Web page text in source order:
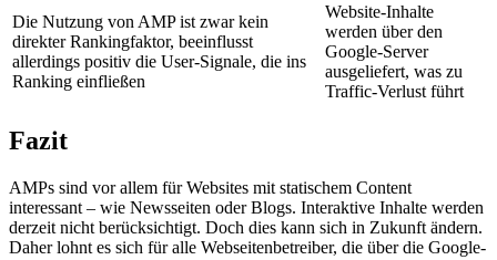
Die Nutzung von AMP ist zwar kein
direkter Rankingfaktor, beeinflusst
allerdings positiv die User-Signale, die ins
Ranking einfließen
Website-Inhalte
werden über den
Google-Server
ausgeliefert, was zu
Traffic-Verlust führt
Fazit
AMPs sind vor allem für Websites mit statischem Content
interessant – wie Newsseiten oder Blogs. Interaktive Inhalte werden
derzeit nicht berücksichtigt. Doch dies kann sich in Zukunft ändern.
Daher lohnt es sich für alle Webseitenbetreiber, die über die Google-